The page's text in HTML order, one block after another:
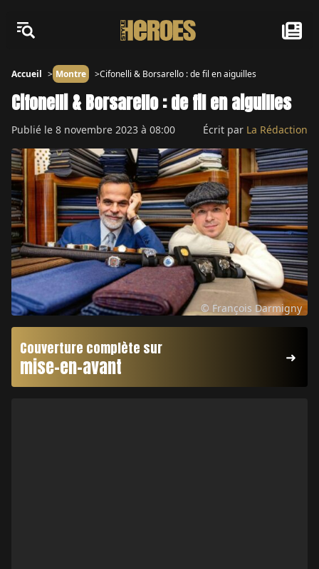
Accueil Montre Cifonelli & Borsarello : de fil en aiguilles
Cifonelli & Borsarello : de fil en aiguilles
Publié le 8 novembre 2023 à 08:00 Écrit par La Rédaction
© François Darmigny
Couverture complète sur
mise-en-avant